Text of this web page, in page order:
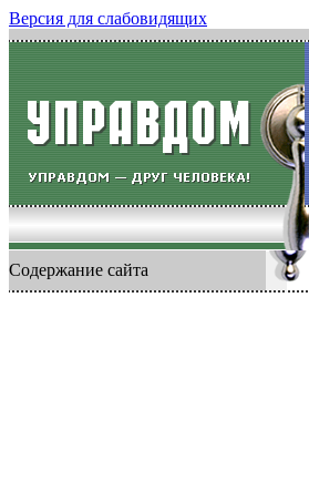
Версия для слабовидящих
Содержание сайта